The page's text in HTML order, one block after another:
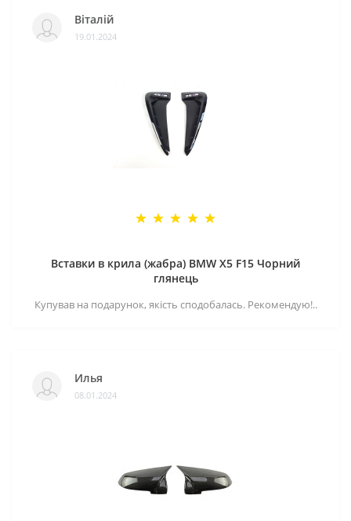
Віталій
19.01.2024
Вставки в крила (жабра) BMW X5 F15 Чорний
глянець
Купував на подарунок, якість сподобалась. Рекомендую!..
Илья
08.01.2024